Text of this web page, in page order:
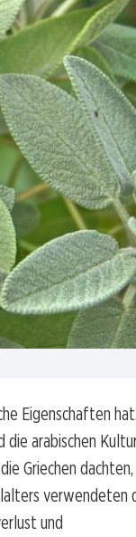
Eigenschaften
die arabischen
Griechen dachten,
verwendeten
und